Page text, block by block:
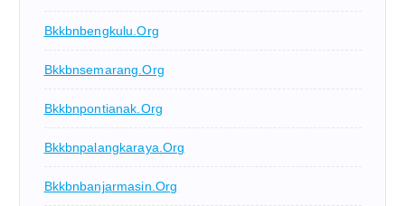
Bkkbnbengkulu.org
Bkkbnsemarang.org
Bkkbnpontianak.org
Bkkbnpalangkaraya.org
Bkkbnbanjarmasin.org